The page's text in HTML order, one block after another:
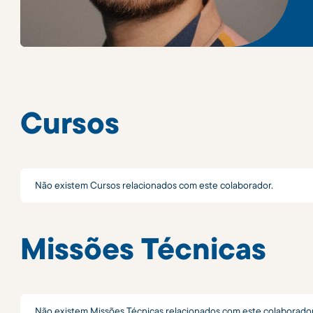
Cursos
Não existem Cursos relacionados com este colaborador.
Missões Técnicas